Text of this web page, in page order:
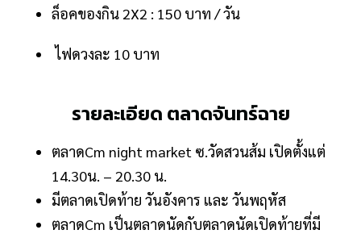
ล็อคของกิน 2X2 : 150 บาท / วัน
ไฟดวงละ 10 บาท
รายละเอียด ตลาดจันทร์ฉาย
ตลาดCm night market ซ.วัดสวนส้ม เปิดตั้งแต่
14.30น. – 20.30 น.
มีตลาดเปิดท้าย วันอังคาร และ วันพฤหัส
ตลาดCm เป็นตลาดนัดกับตลาดนัดเปิดท้ายที่มี